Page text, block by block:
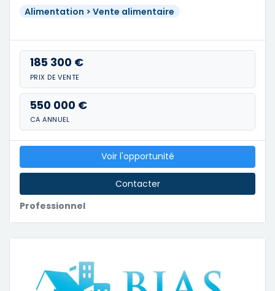
Alimentation > Vente alimentaire
185 300 €
PRIX DE VENTE
550 000 €
CA ANNUEL
Professionnel
Voir l'opportunité
Contacter